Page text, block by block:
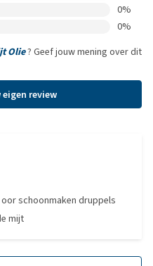
0%
0%
Olie? Geef jouw mening over dit
review
schoonmaken druppels
mijt